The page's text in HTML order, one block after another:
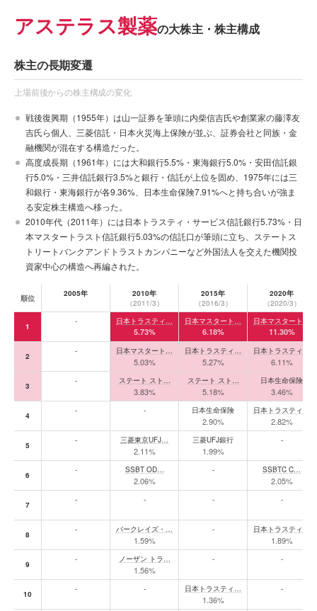
アステラス製薬の大株主・株主構成
株主の長期変遷
上場前後からの株主構成の変化
戦後復興期（1955年）は山一証券を筆頭に内柴信吉氏や創業家の藤澤友
吉氏ら個人、三菱信託・日本火災海上保険が並ぶ、証券会社と同族・金
融機関が混在する構造だった。
高度成長期（1961年）には大和銀行5.5%・東海銀行5.0%・安田信託銀
行5.0%・三井信託銀行3.5%と銀行・信託が上位を固め、1975年には三
和銀行・東海銀行が各9.36%、日本生命保険7.91%へと持ち合いが強ま
る安定株主構造へ移った。
2010年代（2011年）には日本トラスティ・サービス信託銀行5.73%・日
本マスタートラスト信託銀行5.03%の信託口が筆頭に立ち、ステートス
トリートバンクアンドトラストカンパニーなど外国法人を交えた機関投
資家中心の構造へ再編された。
年代別の大株主上位10位（前半10年刻み・直近5年刻みのスナップショット）
順位 2005年
2010年
（2011/3）
2015年
（2016/3）
2020年
（2020/3）
1
- 日本トラスティ…
5.73%
日本マスタート…
6.18%
日本マスタート…
11.30%
2
- 日本マスタート…
5.03%
日本トラスティ…
5.27%
日本トラスティ…
6.11%
3
- ステート スト…
3.83%
ステート スト…
5.18%
日本生命保険
3.46%
4
- - 日本生命保険
2.90%
日本トラスティ…
2.82%
5
- 三菱東京UFJ…
2.11%
三菱UFJ銀行
1.99%
-
6
- SSBT OD…
2.06%
- SSBTC C…
2.05%
7
- - - -
8
- バークレイズ・…
1.59%
- 日本トラスティ…
1.89%
9
- ノーザン トラ…
1.56%
- -
10
- - 日本トラスティ…
1.36%
-